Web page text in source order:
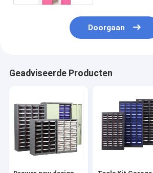
Doorgaan
Geadviseerde Producten